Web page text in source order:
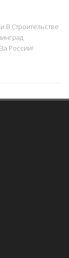
Строительстве
России!